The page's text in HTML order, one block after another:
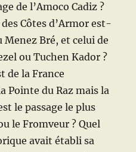
de l’Amoco Cadiz ?
Côtes d’Armor est-
Bré, et celui de
ou Tuchen Kador ?
de la France
Pointe du Raz mais la
le passage le plus
le Fromveur ? Quel
avait établi sa